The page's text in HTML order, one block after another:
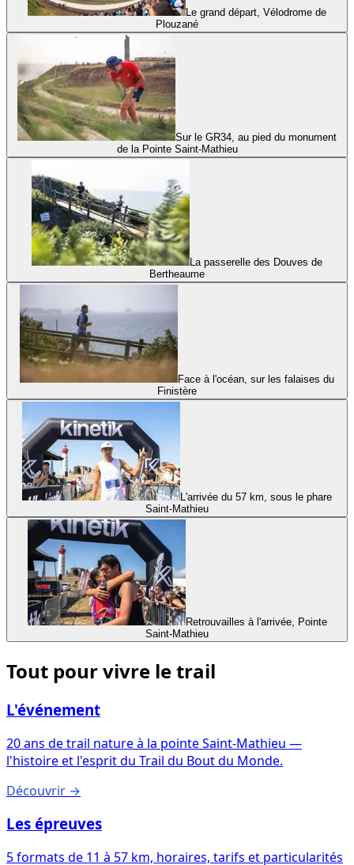
Le grand départ, Vélodrome de
Plouzané
Sur le GR34, au pied du monument
de la Pointe Saint-Mathieu
La passerelle des Douves de
Bertheaume
Face à l'océan, sur les falaises du
Finistère
L'arrivée du 57 km, sous le phare
Saint-Mathieu
Retrouvailles à l'arrivée, Pointe
Saint-Mathieu
Tout pour vivre le trail
L'événement
20 ans de trail nature à la pointe Saint-Mathieu —
l'histoire et l'esprit du Trail du Bout du Monde.
Découvrir →
Les épreuves
5 formats de 11 à 57 km, horaires, tarifs et particularités